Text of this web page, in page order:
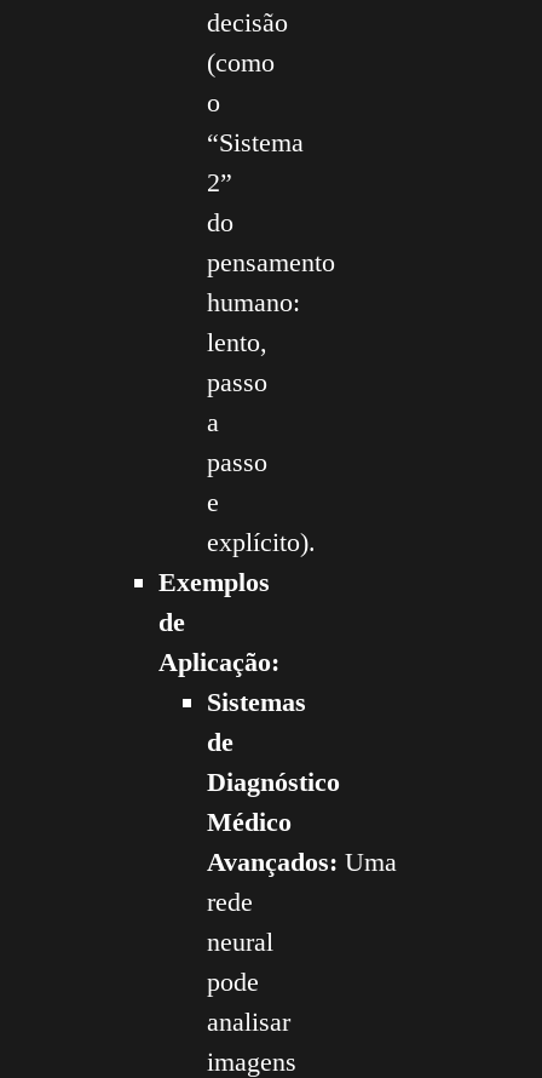
decisão
(como
o
“Sistema
2”
do
pensamento
humano:
lento,
passo
a
passo
e
explícito).
Exemplos
de
Aplicação:
Sistemas
de
Diagnóstico
Médico
Avançados: Uma
rede
neural
pode
analisar
imagens